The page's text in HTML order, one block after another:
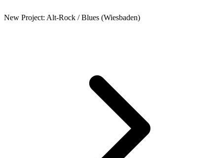
New Project: Alt-Rock / Blues (Wiesbaden)